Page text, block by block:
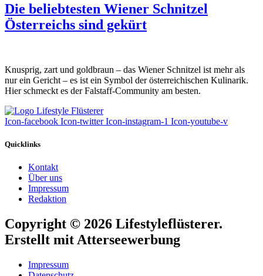
Die beliebtesten Wiener Schnitzel
Österreichs sind gekürt
Knusprig, zart und goldbraun – das Wiener Schnitzel ist mehr als
nur ein Gericht – es ist ein Symbol der österreichischen Kulinarik.
Hier schmeckt es der Falstaff-Community am besten.
Icon-facebook Icon-twitter Icon-instagram-1 Icon-youtube-v
Quicklinks
Kontakt
Über uns
Impressum
Redaktion
Copyright © 2026 Lifestyleflüsterer.
Erstellt mit Atterseewerbung
Impressum